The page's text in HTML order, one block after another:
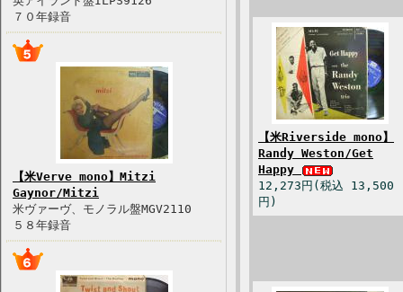
７０年録音
【米Verve mono】Mitzi
Gaynor/Mitzi
米ヴァーヴ、モノラル盤MGV2110
５８年録音
【米Riverside mono】
Randy Weston/Get
Happy
12,273円(税込 13,500
円)